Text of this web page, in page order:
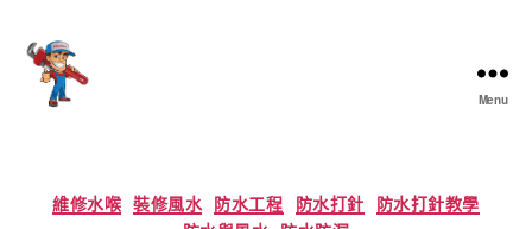
Menu
Categories
維修水喉 裝修風水 防水工程 防水打針 防水打針教學